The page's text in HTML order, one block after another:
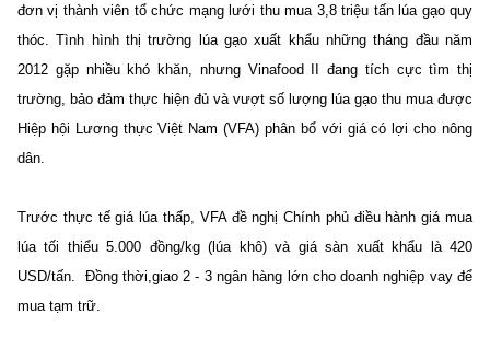
đơn vị thành viên tổ chức mạng lưới thu mua 3,8 triệu tấn lúa gạo quy
thóc. Tình hình thị trường lúa gạo xuất khẩu những tháng đầu năm
2012 gặp nhiều khó khăn, nhưng Vinafood II đang tích cực tìm thị
trường, bảo đảm thực hiện đủ và vượt số lượng lúa gạo thu mua được
Hiệp hội Lương thựcViệt Nam (VFA)phân bổ với giá có lợi cho nông
dân.
Trước thực tế giá lúa thấp, VFA đề nghị Chính phủ điều hành giá mua
lúa tối thiểu 5.000 đồng/kg (lúa khô) và giá sàn xuất khẩu là 420
USD/tấn. Đồng thời,giao 2 - 3 ngân hàng lớn cho doanh nghiệp vay để
mua tạm trữ.